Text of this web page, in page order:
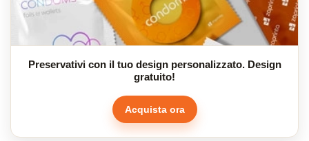
Preservativi con il tuo design personalizzato. Design
gratuito!
Acquista ora